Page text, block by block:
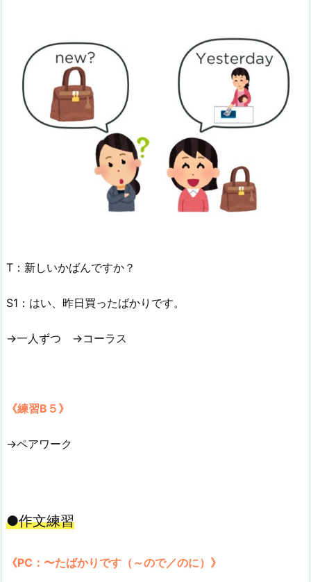
T：新しいかばんですか？
S1：はい、昨日買ったばかりです。
→一人ずつ →コーラス
《練習B５》
→ペアワーク
●作文練習
《PC：〜たばかりです（～ので／のに）》